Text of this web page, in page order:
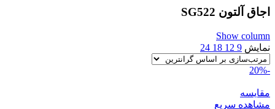
اجاق آلتون SG522
Show column
نمایش 9
12
18
24
-20%
مقایسه
مشاهده سریع